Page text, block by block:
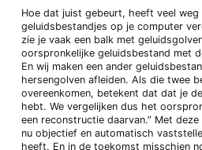
Hoe dat juist gebeurt, heeft veel weg
geluidsbestandjes op je computer
zie je vaak een balk met
oorspronkelijke geluidsbestand met
En wij maken een ander
hersengolven afleiden. Als die twee
overeenkomen, betekent dat dat je
hebt. We vergelijken dus het
een reconstructie daarvan.” Met
nu objectief en automatisch
heeft. En in de toekomst misschien